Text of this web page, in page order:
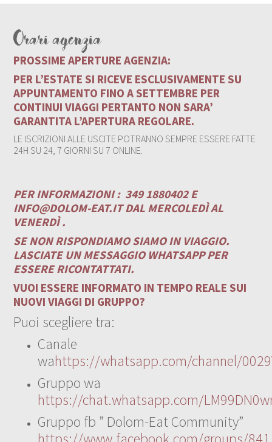
Orari agenzia
PROSSIME APERTURE AGENZIA:
PER L’ESTATE SI RICEVE ESCLUSIVAMENTE SU
APPUNTAMENTO FINO A SETTEMBRE PER
CONTINUI VIAGGI PERTANTO NON SARA’
GARANTITA L’APERTURA REGOLARE.
LE ISCRIZIONI ALLE USCITE POTRANNO SEMPRE ESSERE FATTE
24H SU 24, 7 GIORNI SU 7 ONLINE.
PER INFORMAZIONI : 349 1880402 E
INFO@DOLOM-EAT.ITDAL MERCOLEDÌ AL
VENERDÌ .
SE NON RISPONDIAMO SIAMO IN VIAGGIO.
LASCIATE UN MESSAGGIO WHATSAPP PER
ESSERE RICONTATTATI.
VUOI ESSERE INFORMATO IN TEMPO REALE SUI
NUOVI VIAGGI DI GRUPPO?
Puoi scegliere tra:
Canale
wahttps://whatsapp.com/channel/
Gruppo wa
https://chat.whatsapp.com/
Gruppo fb ” Dolom-Eat Community”